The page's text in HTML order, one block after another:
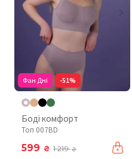
Фан Дні -51%
Боді комфорт
Топ 007BD
599 ₴ 1 219₴